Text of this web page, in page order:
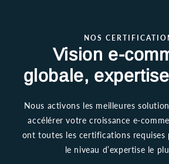
NOS
Vision e-
globale, expertise
Nous activons les meilleures
accélérer votre croissance e-
ont toutes les certifications requises
le niveau d’expertise le